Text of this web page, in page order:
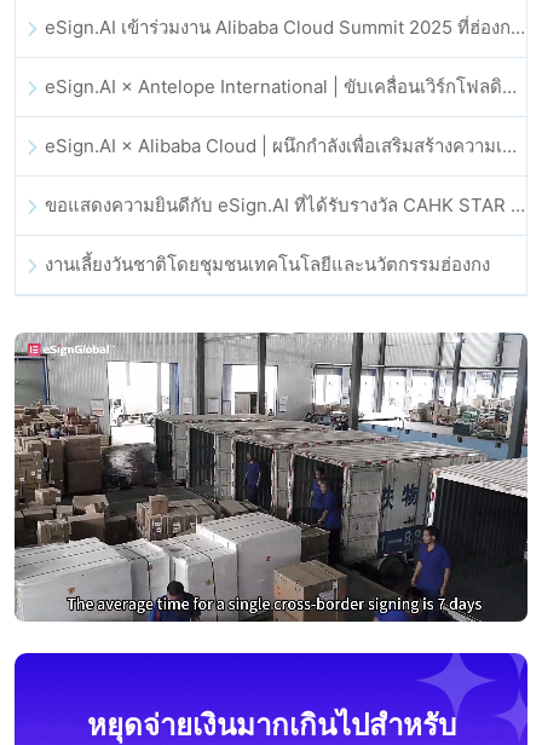
eSign.AI เข้าร่วมงาน Alibaba Cloud Summit 2025 ที่ฮ่องกง เพื่อขับเคลื่อนนวัตกรรมคลาวด์ที่ขับเคลื่อนด้วย AI และความเชื่อมั่นทางดิจิทัล
eSign.AI × Antelope International | ขับเคลื่อนเวิร์กโฟลดิจิทัลที่ปลอดภัยและขับเคลื่อนด้วย AI
eSign.AI × Alibaba Cloud | ผนึกกำลังเพื่อเสริมสร้างความเชื่อมั่นดิจิทัลระดับโลกสำหรับฟินเทค
ขอแสดงความยินดีกับ eSign.AI ที่ได้รับรางวัล CAHK STAR Award 2025
งานเลี้ยงวันชาติโดยชุมชนเทคโนโลยีและนวัตกรรมฮ่องกง
หยุดจ่ายเงินมากเกินไปสำหรับ